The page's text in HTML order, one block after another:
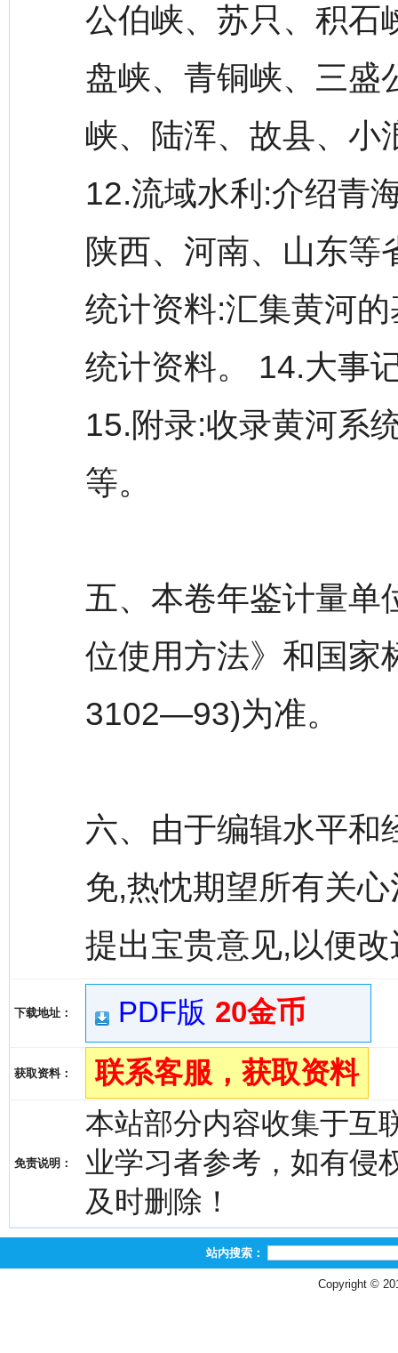
公伯峡、苏只、积石
盘峡、青铜峡、三盛
峡、陆浑、故县、小
12.流域水利:介绍青
陕西、河南、山东等
统计资料:汇集黄河
统计资料。 14.大事
15.附录:收录黄河系
等。
五、本卷年鉴计量单
位使用方法》和国
3102—93)为准。
六、由于编辑水平和
免,热忱期望所有关
提出宝贵意见,以便
下载地址： PDF版 20金币
获取资料： 联系客服，获取资料
免责说明：
本站部分内容收集于互
业学习者参考，如有侵
及时删除！
站内搜索：
Copyright ©